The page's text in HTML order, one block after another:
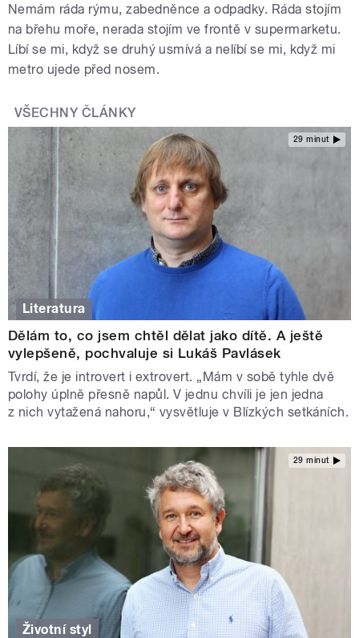
Nemám ráda rýmu, zabedněnce a odpadky. Ráda stojím
na břehu moře, nerada stojím ve frontě v supermarketu.
Líbí se mi, když se druhý usmívá a nelíbí se mi, když mi
metro ujede před nosem.
VŠECHNY ČLÁNKY
29 minut
Literatura
Dělám to, co jsem chtěl dělat jako dítě. A ještě
vylepšeně, pochvaluje si Lukáš Pavlásek
Tvrdí, že je introvert i extrovert. „Mám v sobě tyhle dvě
polohy úplně přesně napůl. V jednu chvíli je jen jedna
z nich vytažená nahoru,“ vysvětluje v Blízkých setkáních.
29 minut
Životní styl